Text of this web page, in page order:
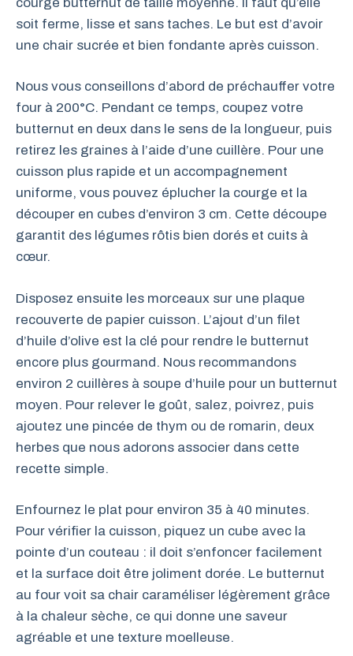
soit ferme, lisse et sans taches. Le but est d’avoir
une chair sucrée et bien fondante après cuisson.
Nous vous conseillons d’abord de préchauffer votre
four à 200°C. Pendant ce temps, coupez votre
butternut en deux dans le sens de la longueur, puis
retirez les graines à l’aide d’une cuillère. Pour une
cuisson plus rapide et un accompagnement
uniforme, vous pouvez éplucher la courge et la
découper en cubes d’environ 3 cm. Cette découpe
garantit des légumes rôtis bien dorés et cuits à
cœur.
Disposez ensuite les morceaux sur une plaque
recouverte de papier cuisson. L’ajout d’un filet
d’huile d’olive est la clé pour rendre le butternut
encore plus gourmand. Nous recommandons
environ 2 cuillères à soupe d’huile pour un butternut
moyen. Pour relever le goût, salez, poivrez, puis
ajoutez une pincée de thym ou de romarin, deux
herbes que nous adorons associer dans cette
recette simple.
Enfournez le plat pour environ 35 à 40 minutes.
Pour vérifier la cuisson, piquez un cube avec la
pointe d’un couteau : il doit s’enfoncer facilement
et la surface doit être joliment dorée. Le butternut
au four voit sa chair caraméliser légèrement grâce
à la chaleur sèche, ce qui donne une saveur
agréable et une texture moelleuse.